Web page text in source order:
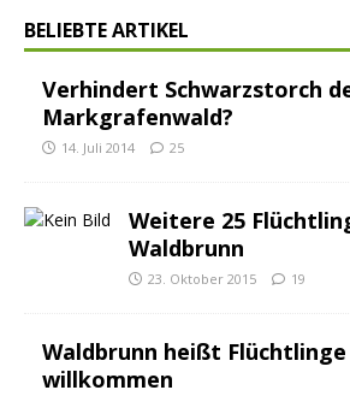
BELIEBTE ARTIKEL
Verhindert Schwarzstorch
Markgrafenwald?
14. Juli 2014 25
Weitere 25
Waldbrunn
23. Oktober 2015 19
Waldbrunn heißt
willkommen